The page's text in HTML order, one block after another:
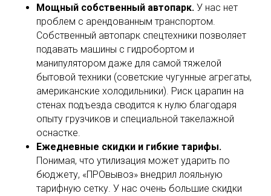
Мощный собственный автопарк. У нас нет
проблем с арендованным транспортом.
Собственный автопарк спецтехники позволяет
подавать машины с гидробортом и
манипулятором даже для самой тяжелой
бытовой техники (советские чугунные агрегаты,
американские холодильники). Риск царапин на
стенах подъезда сводится к нулю благодаря
опыту грузчиков и специальной такелажной
оснастке.
Ежедневные скидки и гибкие тарифы.
Понимая, что утилизация может ударить по
бюджету, «ПРОвывоз» внедрил лояльную
тарифную сетку. У нас очень большие скидки